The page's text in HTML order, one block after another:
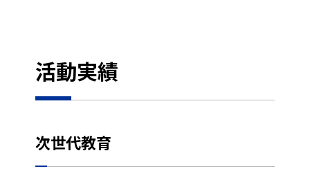
活動実績
次世代教育